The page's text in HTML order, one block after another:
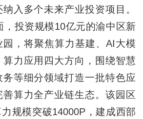
多个未来产业投资项目。
，投资规模10亿元的渝中区新
，将聚焦算力基建、AI大模
力应用四大方向，围绕智慧
等细分领域打造一批特色应
善算力全产业链生态。该园区
规模突破14000P，建成西部